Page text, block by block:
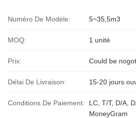
Numéro De Modèle: 5~35,5m3
MOQ: 1 unité
Prix: Could be
Délai De Livraison: 15-20 jours
Conditions De Paiement:
LC, T/T, D/A,
MoneyGram